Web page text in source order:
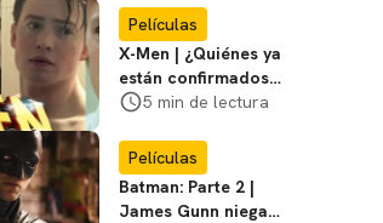
Películas
X-Men | ¿Quiénes ya
están confirmados
en la película de
favoritos
5 min de lectura
Películas
Batman: Parte 2 |
James Gunn niega